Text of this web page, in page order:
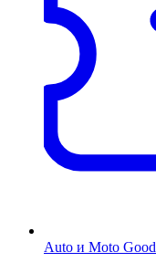
Auto и Moto